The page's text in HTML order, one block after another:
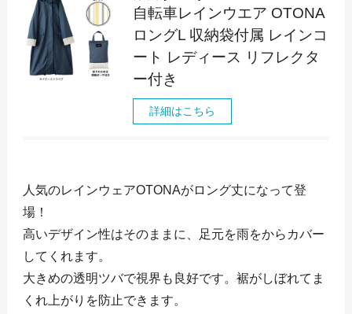
自転車レインウエア OTONA
ロングL 収納袋付属 レインコ
ート レディース リフレクタ
ー付き
詳細はこちら
人気のレインウェアOTONAがロング丈になって登
場！
高いデザイン性はそのままに、足元を雨をからカバー
してくれます。
大きめの透明ツバで視界も良好です。裾がしぼれてま
くれ上がりを防止できます。